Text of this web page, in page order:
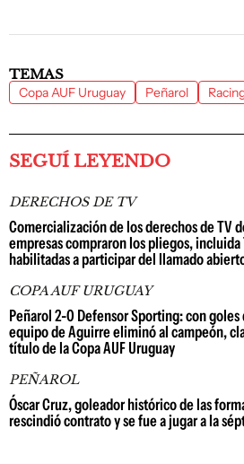
TEMAS
Copa AUF Uruguay Peñarol
SEGUÍ LEYENDO
DERECHOS DE TV
Comercialización de los derechos de TV
empresas compraron los pliegos,
habilitadas a participar del llamado
COPA AUF URUGUAY
Peñarol 2-0 Defensor Sporting: con
equipo de Aguirre eliminó al campeón,
título de la Copa AUF Uruguay
PEÑAROL
Óscar Cruz, goleador histórico de las
rescindió contrato y se fue a jugar a la